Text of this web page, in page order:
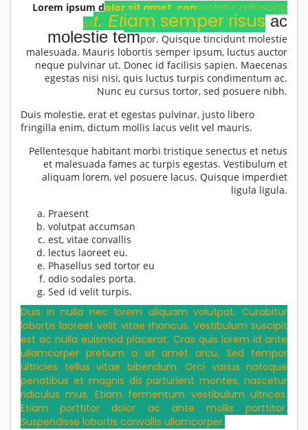
Lorem ipsum dolor sit amet, consectetur adipiscing
elit. Etiam semper risus ac
molestie tempor. Quisque tincidunt molestie
malesuada. Mauris lobortis semper ipsum, luctus auctor
neque pulvinar ut. Donec id facilisis sapien. Maecenas
egestas nisi nisi, quis luctus turpis condimentum ac.
Nunc eu cursus tortor, sed posuere nibh.
Duis molestie, erat et egestas pulvinar, justo libero
fringilla enim, dictum mollis lacus velit vel mauris.
Pellentesque habitant morbi tristique senectus et netus
et malesuada fames ac turpis egestas. Vestibulum et
aliquam lorem, vel posuere lacus. Quisque imperdiet
ligula ligula.
Praesent
volutpat accumsan
est, vitae convallis
lectus laoreet eu.
Phasellus sed tortor eu
odio sodales porta.
Sed id velit turpis.
Duis in nulla nec lorem aliquam volutpat. Curabitur
lobortis laoreet velit vitae rhoncus. Vestibulum suscipit
est ac nulla euismod placerat. Cras quis lorem id ante
ullamcorper pretium a sit amet arcu. Sed tempor
ultricies tellus vitae bibendum. Orci varius natoque
penatibus et magnis dis parturient montes, nascetur
ridiculus mus. Etiam fermentum vestibulum ultrices.
Etiam porttitor dolor ac ante mollis porttitor.
Suspendisse lobortis convallis ullamcorper.